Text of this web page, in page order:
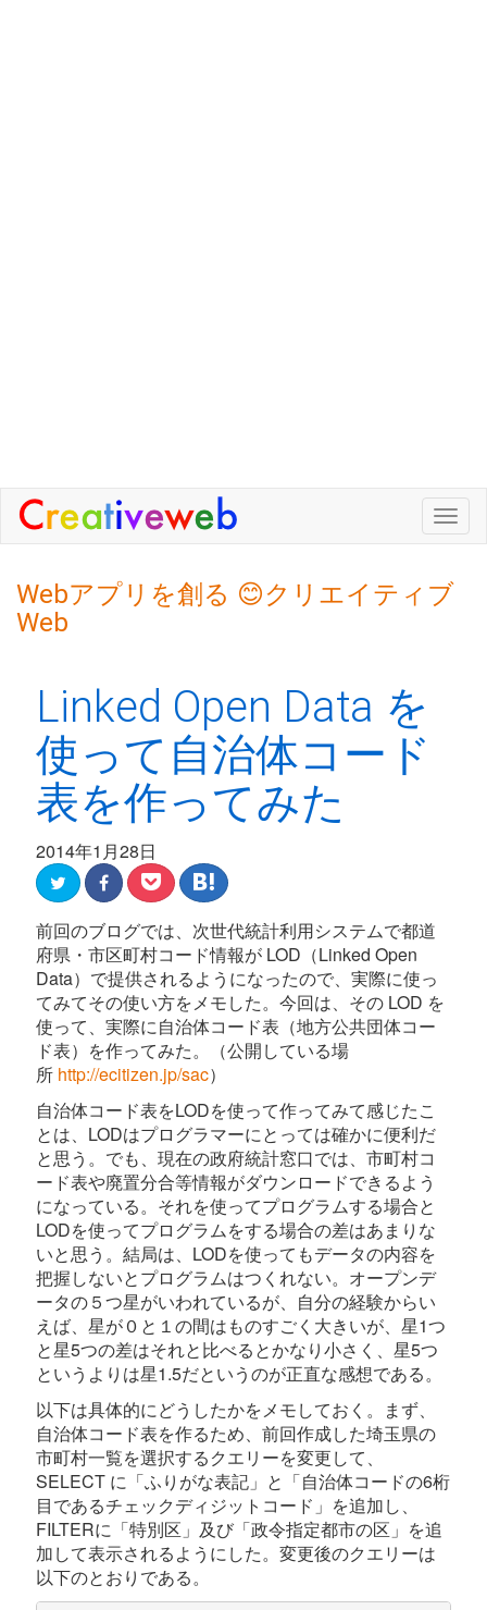
Webアプリを創る 😊クリエイティブ
Web
Linked Open Data を
使って自治体コード
表を作ってみた
2014年1月28日
前回のブログでは、次世代統計利用システムで都道
府県・市区町村コード情報が LOD（Linked Open
Data）で提供されるようになったので、実際に使っ
てみてその使い方をメモした。今回は、その LOD を
使って、実際に自治体コード表（地方公共団体コー
ド表）を作ってみた。（公開している場
所 http://ecitizen.jp/sac）
自治体コード表をLODを使って作ってみて感じたこ
とは、LODはプログラマーにとっては確かに便利だ
と思う。でも、現在の政府統計窓口では、市町村コ
ード表や廃置分合等情報がダウンロードできるよう
になっている。それを使ってプログラムする場合と
LODを使ってプログラムをする場合の差はあまりな
いと思う。結局は、LODを使ってもデータの内容を
把握しないとプログラムはつくれない。オープンデ
ータの５つ星がいわれているが、自分の経験からい
えば、星が０と１の間はものすごく大きいが、星1つ
と星5つの差はそれと比べるとかなり小さく、星5つ
というよりは星1.5だというのが正直な感想である。
以下は具体的にどうしたかをメモしておく。まず、
自治体コード表を作るため、前回作成した埼玉県の
市町村一覧を選択するクエリーを変更して、
SELECT に「ふりがな表記」と「自治体コードの6桁
目であるチェックディジットコード」を追加し、
FILTERに「特別区」及び「政令指定都市の区」を追
加して表示されるようにした。変更後のクエリーは
以下のとおりである。